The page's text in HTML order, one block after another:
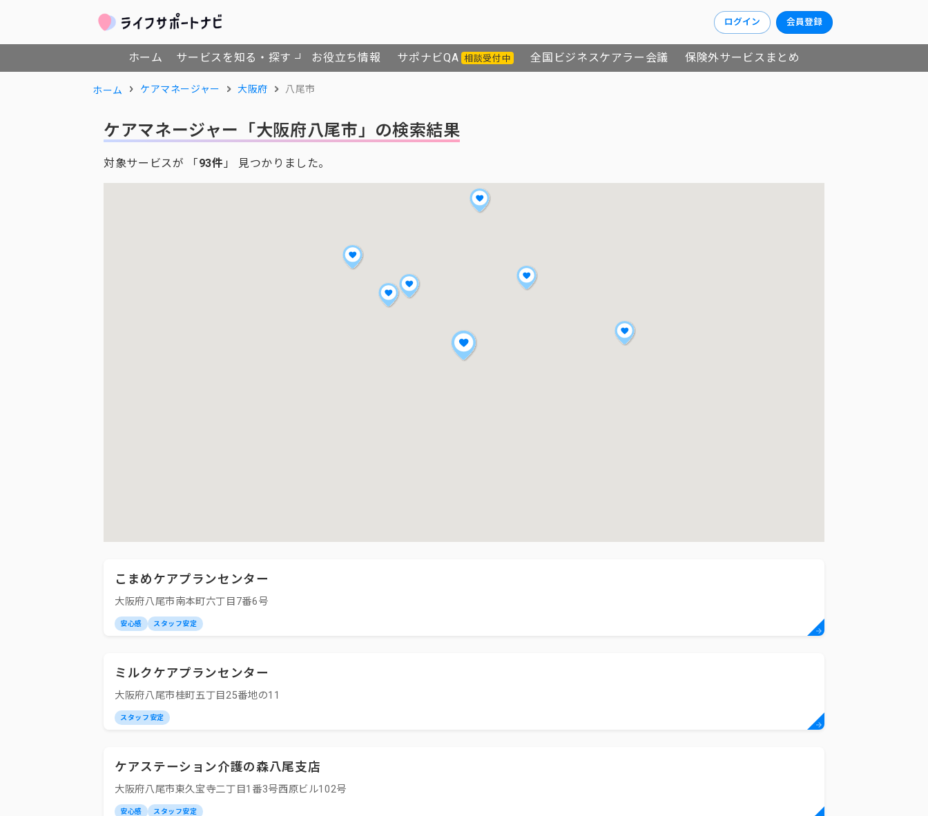
ログイン 会員登録
ホーム サービスを知る・探す お役立ち情報 サポナビQA 相談受付中 全国ビジネスケアラー会議 保険外サービスまとめ
ホーム ケアマネージャー 大阪府 八尾市
ケアマネージャー 「大阪府八尾市」の検索結果
対象サービスが 「93件 」 見つかりました。
こまめケアプランセンター
大阪府八尾市南本町六丁目7番6号
安心感 スタッフ安定
ミルクケアプランセンター
大阪府八尾市桂町五丁目25番地の11
スタッフ安定
ケアステーション介護の森八尾支店
大阪府八尾市東久宝寺二丁目1番3号西原ビル102号
安心感 スタッフ安定